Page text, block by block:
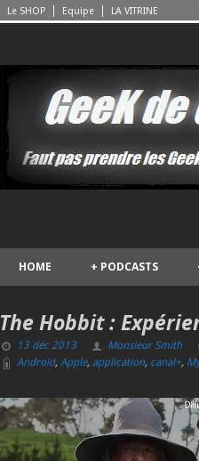
Le SHOP Equipe LA VITRINE
HOME PODCASTS
+
The Hobbit :
13 déc 2013 Monsieur Smith
Android, Apple, application, canal+,